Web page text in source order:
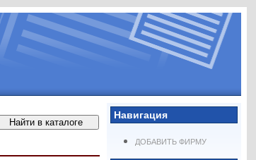
Навигация
ДОБАВИТЬ ФИРМУ